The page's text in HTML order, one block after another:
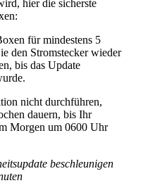
hier die sicherste
für mindestens 5
den Stromstecker wieder
bis das Update
nicht durchführen,
dauern, bis Ihr
Morgen um 0600 Uhr
beschleunigen